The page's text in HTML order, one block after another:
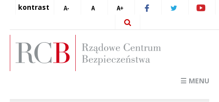
kontrast
☰ MENU